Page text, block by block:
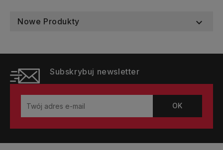
Nowe Produkty 
Subskrybuj newsletter